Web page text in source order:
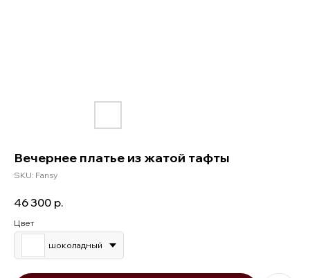
Вечернее платье из жатой тафты
SKU: Fansy
46 300 р.
Цвет
шоколадный